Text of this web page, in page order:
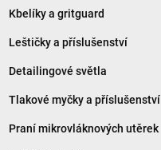
Kbelíky a gritguard
Leštičky a příslušenství
Detailingové světla
Tlakové myčky a příslušenství
Praní mikrovláknových utěrek